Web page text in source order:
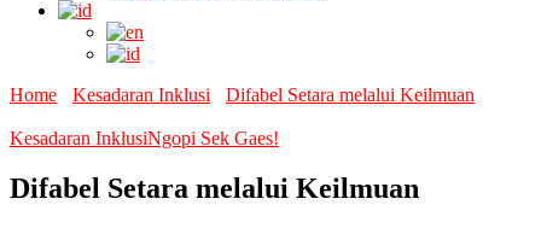
Home Kesadaran Inklusi Difabel Setara melalui Keilmuan
Kesadaran InklusiNgopi Sek Gaes!
Difabel Setara melalui Keilmuan